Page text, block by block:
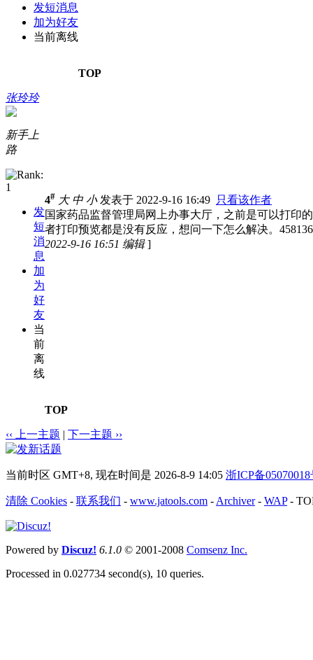
发短消息
加为好友
当前离线
TOP
张玲玲
新手上
路
发
短
消
息
加
为
好
友
当
前
离
线
4# 大 中 小发表于 2022-9-16 16:49 只看该作者
国家药品监督管理局网上办事大厅，之前是可以打印
者打印预览都是没有反应，想问一下怎么解决。
2022-9-16 16:51 编辑]
TOP
‹‹ 上一主题 | 下一主题 ››
当前时区 GMT+8, 现在时间是 2026-8-9 14:05 浙ICP备05070018
清除 Cookies - 联系我们 - www.jatools.com - Archiver- WAP-
Powered by Discuz! 6.1.0 © 2001-2008 Comsenz Inc.
Processed in 0.027734 second(s), 10 queries.